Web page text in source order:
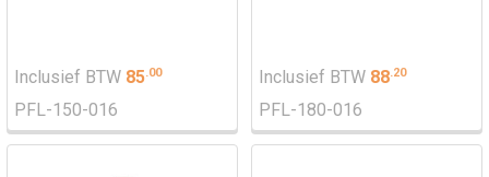
Inclusief BTW 85.00
PFL-150-016
Inclusief BTW 88.20
PFL-180-016